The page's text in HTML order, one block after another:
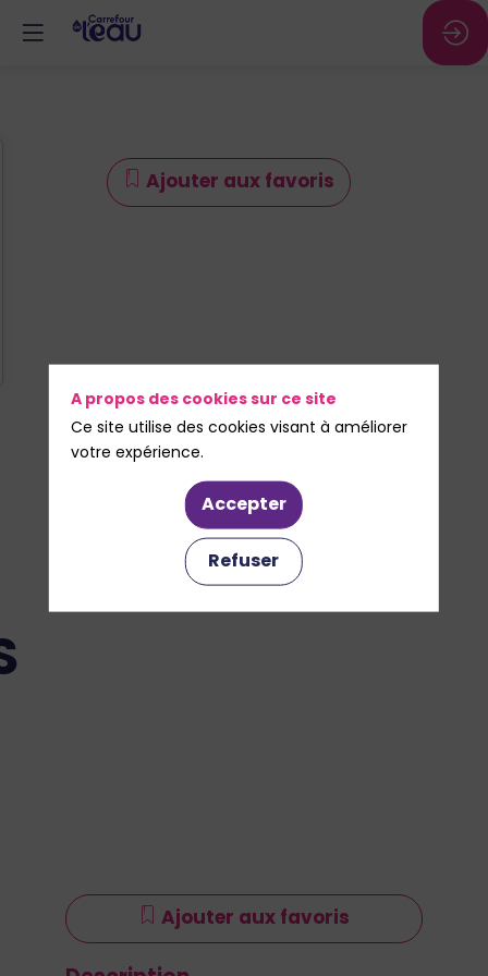
Ajouter aux favoris
Ajouter aux favoris
A propos des cookies sur ce site
Ce site utilise des cookies visant à améliorer
votre expérience.
Accepter
Refuser